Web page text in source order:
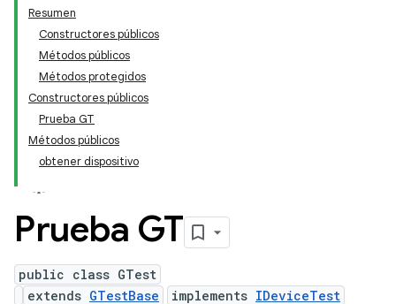
Resumen
Constructores públicos
Métodos públicos
Métodos protegidos
Constructores públicos
Prueba GT
Métodos públicos
obtener dispositivo
Prueba GT
public class GTest
extends GTestBase implements IDeviceTest